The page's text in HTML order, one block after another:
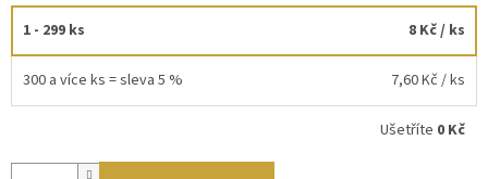
1 - 299 ks 8 Kč/ ks
300 a více ks = sleva 5 % 7,60 Kč / ks
Ušetříte 0 Kč